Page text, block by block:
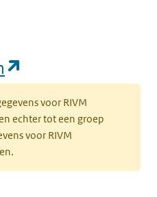
voor RIVM
echter tot een groep
voor RIVM